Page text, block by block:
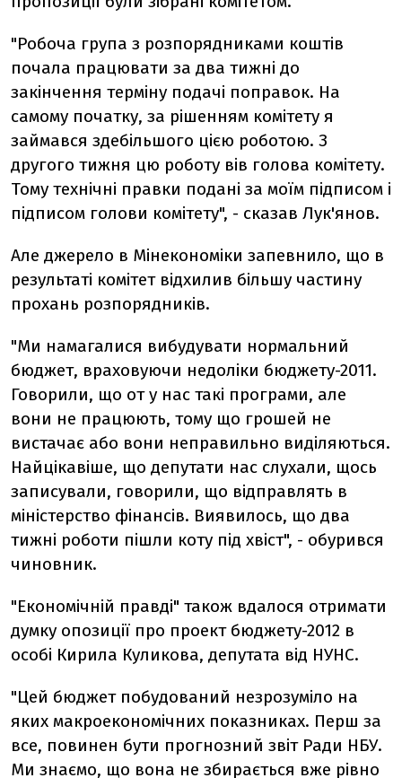
"Робоча група з розпорядниками коштів
почала працювати за два тижні до
закінчення терміну подачі поправок. На
самому початку, за рішенням комітету я
займався здебільшого цією роботою. З
другого тижня цю роботу вів голова комітету.
Тому технічні правки подані за моїм підписом і
підписом голови комітету", - сказав Лук'янов.
Але джерело в Мінекономіки запевнило, що в
результаті комітет відхилив більшу частину
прохань розпорядників.
"Ми намагалися вибудувати нормальний
бюджет, враховуючи недоліки бюджету-2011.
Говорили, що от у нас такі програми, але
вони не працюють, тому що грошей не
вистачає або вони неправильно виділяються.
Найцікавіше, що депутати нас слухали, щось
записували, говорили, що відправлять в
міністерство фінансів. Виявилось, що два
тижні роботи пішли коту під хвіст", - обурився
чиновник.
"Економічній правді" також вдалося отримати
думку опозиції про проект бюджету-2012 в
особі Кирила Куликова, депутата від НУНС.
"Цей бюджет побудований незрозуміло на
яких макроекономічних показниках. Перш за
все, повинен бути прогнозний звіт Ради НБУ.
Ми знаємо, що вона не збирається вже рівно